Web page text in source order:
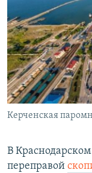
РАСПИСАНИЕ
ПОДПИШИТЕСЬ
СОЦИАЛЬНЫЕ СЕТИ
Все сайты
Керченская
В
переправой